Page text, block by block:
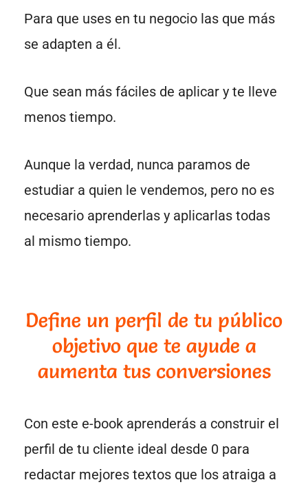
Para que uses en tu negocio las que más
se adapten a él.
Que sean más fáciles de aplicar y te lleve
menos tiempo.
Aunque la verdad, nunca paramos de
estudiar a quien le vendemos, pero no es
necesario aprenderlas y aplicarlas todas
al mismo tiempo.
Define un perfil de tu público
objetivo que te ayude a
aumenta tus conversiones
Con este e-book aprenderás a construir el
perfil de tu cliente ideal desde 0 para
redactar mejores textos que los atraiga a